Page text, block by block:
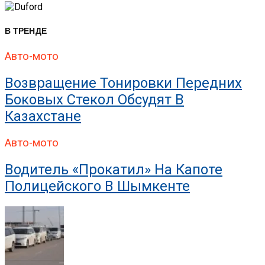
В ТРЕНДЕ
Авто-мото
Возвращение Тонировки Передних
Боковых Стекол Обсудят В
Казахстане
Авто-мото
Водитель «прокатил» На Капоте
Полицейского В Шымкенте